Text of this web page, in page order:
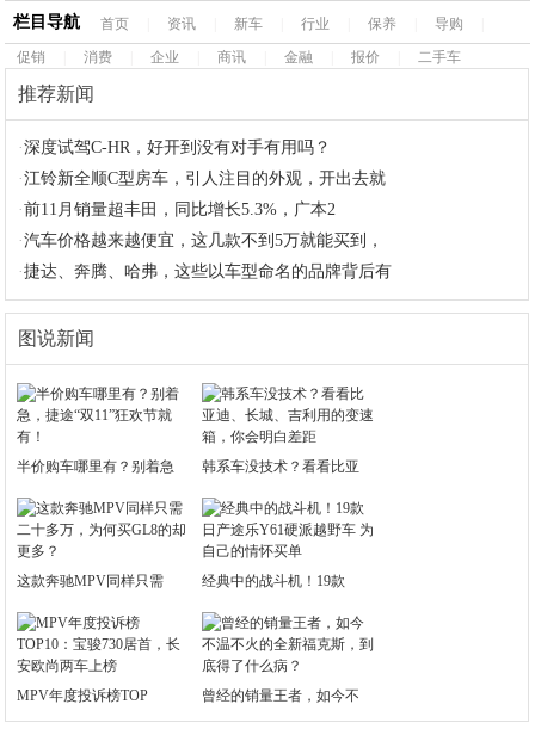
栏目导航 首页 资讯 新车 行业 保养 导购
促销
消费 企业 商讯 金融 报价 二手车
推荐新闻
·深度试驾C-HR，好开到没有对手有用吗？
·江铃新全顺C型房车，引人注目的外观，开出去就
·前11月销量超丰田，同比增长5.3%，广本2
·汽车价格越来越便宜，这几款不到5万就能买到，
·捷达、奔腾、哈弗，这些以车型命名的品牌背后有
图说新闻
半价购车哪里有？别着急 韩系车没技术？看看比亚
这款奔驰MPV同样只需 经典中的战斗机！19款
MPV年度投诉榜TOP 曾经的销量王者，如今不